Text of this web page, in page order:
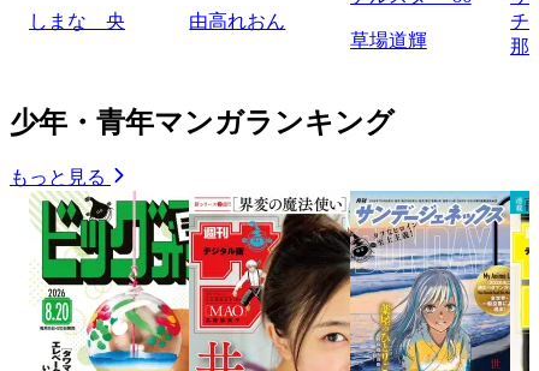
しまな 央 由高れおん
草場道輝
チ
那
少年・青年マンガランキング
もっと見る